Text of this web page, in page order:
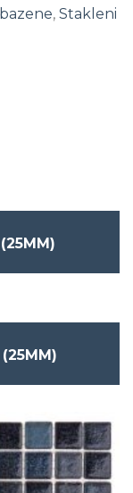
, Stakleni